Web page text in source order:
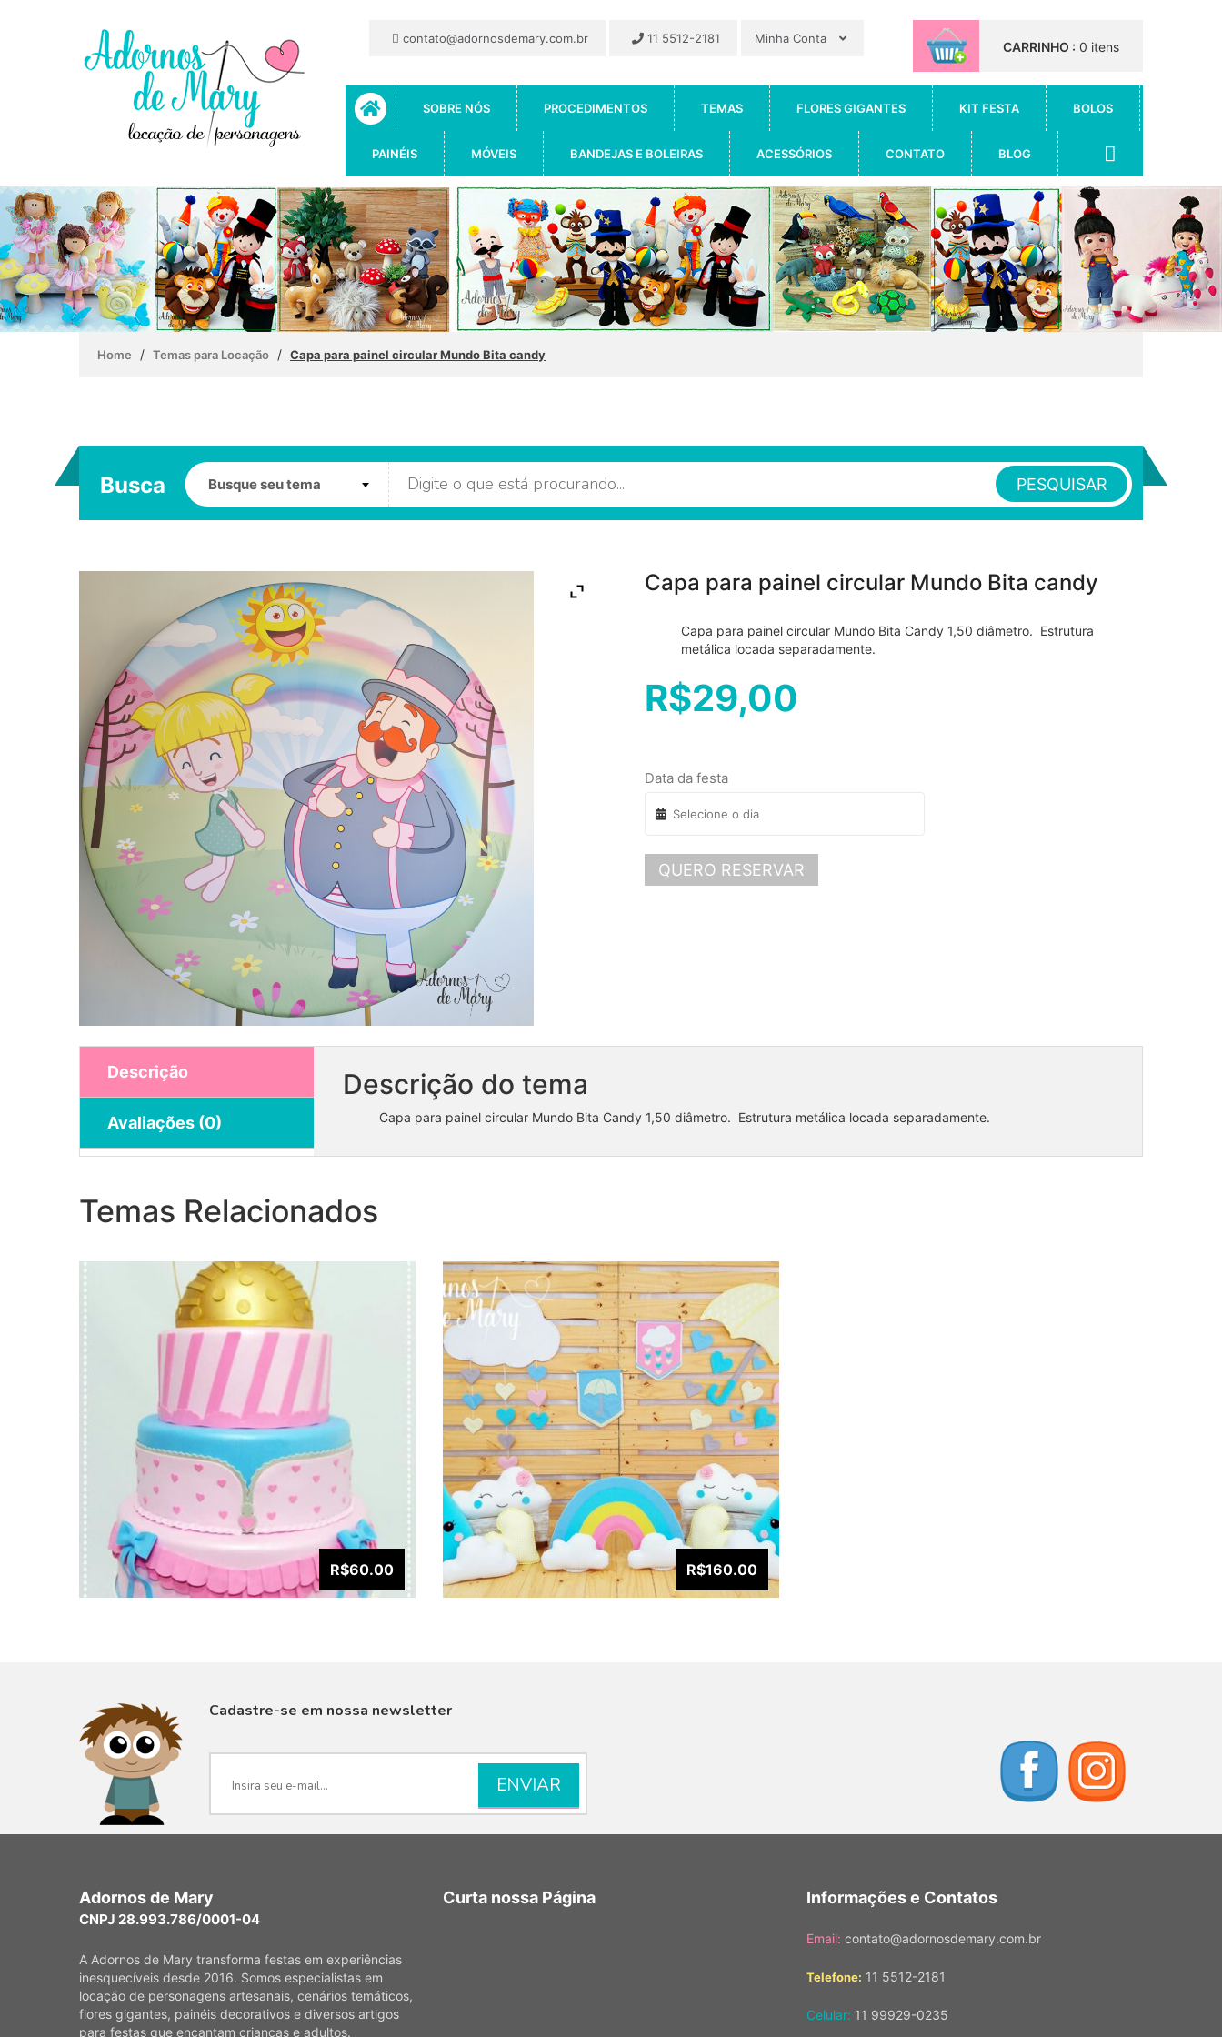
CARRINHO : 0 itens
contato@adornosdemary.com.br 11 5512-2181 Minha Conta
SOBRE NÓS PROCEDIMENTOS TEMAS FLORES GIGANTES KIT FESTA BOLOS
PAINÉIS MÓVEIS BANDEJAS E BOLEIRAS ACESSÓRIOS CONTATO BLOG
Home / Temas para Locação / Capa para painel circular Mundo Bita candy
Busca PESQUISAR
Capa para painel circular Mundo Bita candy
Capa para painel circular Mundo Bita Candy 1,50 diâmetro. Estrutura
metálica locada separadamente.
R$29,00
Data da festa
QUERO RESERVAR
Descrição
Avaliações (0)
Descrição do tema
Capa para painel circular Mundo Bita Candy 1,50 diâmetro. Estrutura metálica locada separadamente.
Temas Relacionados
R$60.00
VISUALIZAR
R$160.00
VISUALIZAR
Cadastre-se em nossa newsletter
Adornos de Mary
CNPJ 28.993.786/0001-04
A Adornos de Mary transforma festas em experiências
inesquecíveis desde 2016. Somos especialistas em
locação de personagens artesanais, cenários temáticos,
flores gigantes, painéis decorativos e diversos artigos
para festas que encantam crianças e adultos.
Curta nossa Página Informações e Contatos
Email: contato@adornosdemary.com.br
Telefone: 11 5512-2181
Celular: 11 99929-0235